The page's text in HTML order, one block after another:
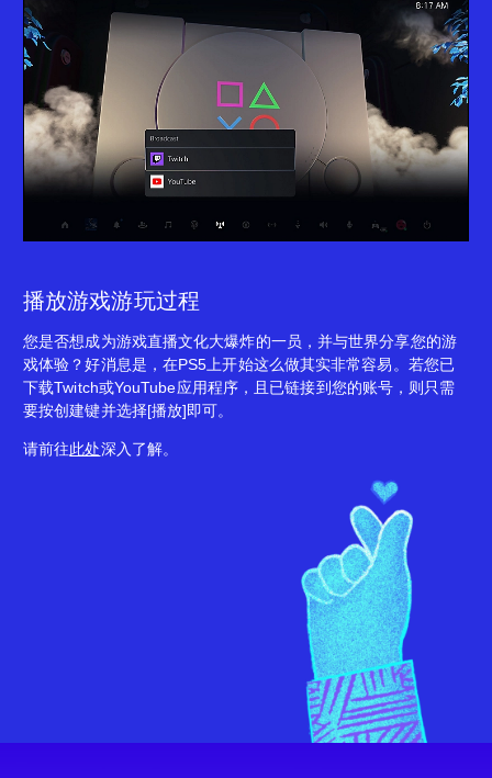
播放游戏游玩过程
您是否想成为游戏直播文化大爆炸的一员，并与世界分享您的游
戏体验？好消息是，在PS5上开始这么做其实非常容易。若您已
下载Twitch或YouTube应用程序，且已链接到您的账号，则只需
要按创建键并选择[播放]即可。
请前往此处深入了解。